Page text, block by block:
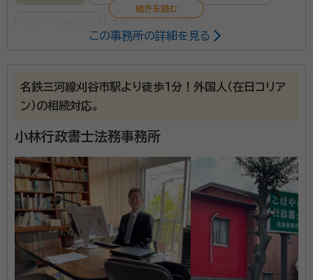
佐野 佳見（さの よしみ） 行政書士
ます。また、安城市で一番身近で親しみやすい行政書士
事務所として、真摯にお客様と向き合います。
資格等：行政書士
所属団体：愛知県行政書士会
この事務所の詳細を見る
名鉄三河線刈谷市駅より徒歩１分！外国人（在日コリア
ン）の相続対応。
小林行政書士法務事務所